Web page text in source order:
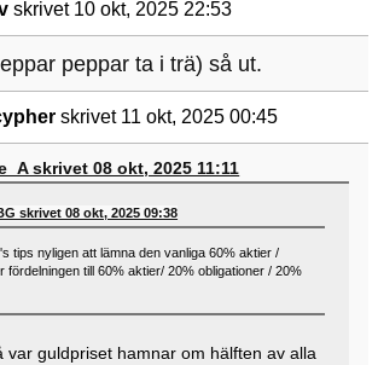
skrivet 10 okt, 2025 22:53
peppar ta i trä) så ut.
skrivet 11 okt, 2025 00:45
skrivet 08 okt, 2025 11:11
skrivet 08 okt, 2025 09:38
tips nyligen att lämna den vanliga 60% aktier /
fördelningen till 60% aktier/ 20% obligationer / 20%
var guldpriset hamnar om hälften av alla